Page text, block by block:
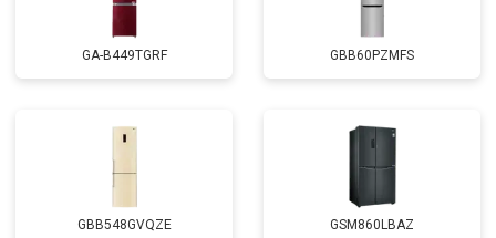
GA-B449TGRF GBB60PZMFS
GBB548GVQZE GSM860LBAZ